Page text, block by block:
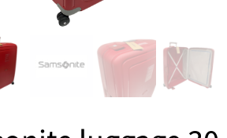
הוסף קו תחתון לקישורים
לאפס
cached